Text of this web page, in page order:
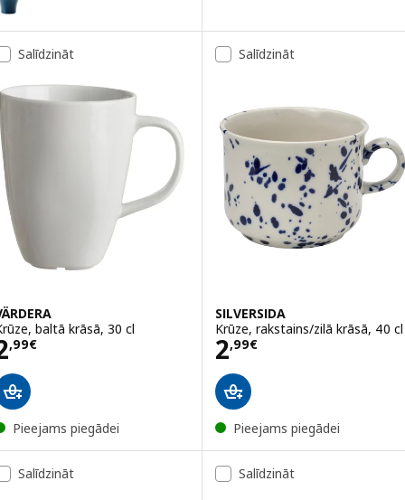
Salīdzināt
baltā krāsā, 30 cl
,99€ 2,99€
Pieejams piegādei
Salīdzināt
SILVERSIDA
Krūze, rakstains/zilā krāsā, 40 cl
2,99€
Cena 2,99€
Pieejams piegādei
Salīdzināt Salīdzināt